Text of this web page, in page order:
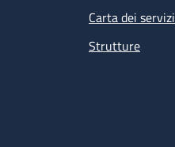
Carta dei servizi
Strutture